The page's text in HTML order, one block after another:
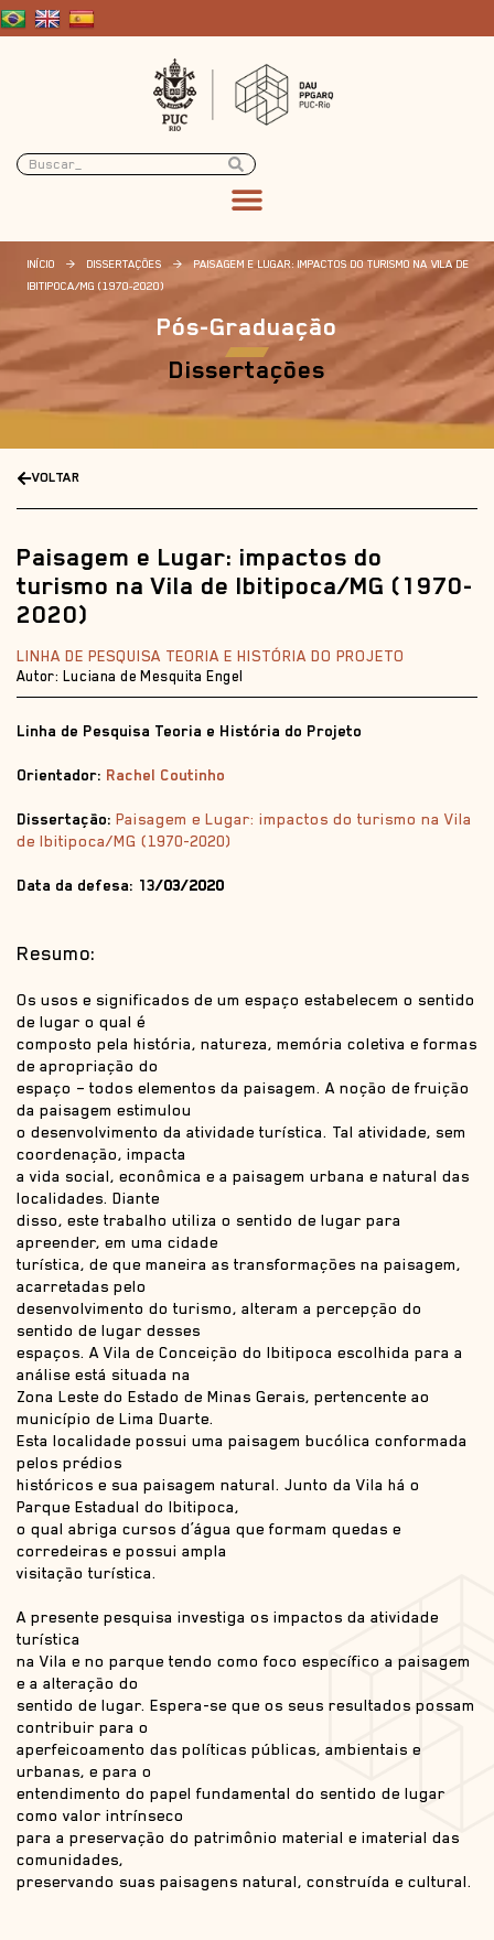
INÍCIO > DISSERTAÇÕES >
PAISAGEM E LUGAR: IMPACTOS DO TURISMO NA VILA DE
IBITIPOCA/MG (1970-2020)
Pós-Graduação
Dissertações
VOLTAR
Paisagem e Lugar: impactos do
turismo na Vila de Ibitipoca/MG (1970-
2020)
LINHA DE PESQUISA TEORIA E HISTÓRIA DO PROJETO
Autor: Luciana de Mesquita Engel
Linha de Pesquisa Teoria e História do Projeto
Orientador: Rachel Coutinho
Dissertação: Paisagem e Lugar: impactos do turismo na Vila
de Ibitipoca/MG (1970-2020)
Data da defesa: 13/03/2020
Resumo:
Os usos e significados de um espaço estabelecem o sentido
de lugar o qual é
composto pela história, natureza, memória coletiva e formas
de apropriação do
espaço – todos elementos da paisagem. A noção de fruição
da paisagem estimulou
o desenvolvimento da atividade turística. Tal atividade, sem
coordenação, impacta
a vida social, econômica e a paisagem urbana e natural das
localidades. Diante
disso, este trabalho utiliza o sentido de lugar para
apreender, em uma cidade
turística, de que maneira as transformações na paisagem,
acarretadas pelo
desenvolvimento do turismo, alteram a percepção do
sentido de lugar desses
espaços. A Vila de Conceição do Ibitipoca escolhida para a
análise está situada na
Zona Leste do Estado de Minas Gerais, pertencente ao
município de Lima Duarte.
Esta localidade possui uma paisagem bucólica conformada
pelos prédios
históricos e sua paisagem natural. Junto da Vila há o
Parque Estadual do Ibitipoca,
o qual abriga cursos d’água que formam quedas e
corredeiras e possui ampla
visitação turística.
A presente pesquisa investiga os impactos da atividade
turística
na Vila e no parque tendo como foco específico a paisagem
e a alteração do
sentido de lugar. Espera-se que os seus resultados possam
contribuir para o
aperfeicoamento das políticas públicas, ambientais e
urbanas, e para o
entendimento do papel fundamental do sentido de lugar
como valor intrínseco
para a preservação do patrimônio material e imaterial das
comunidades,
preservando suas paisagens natural, construída e cultural.